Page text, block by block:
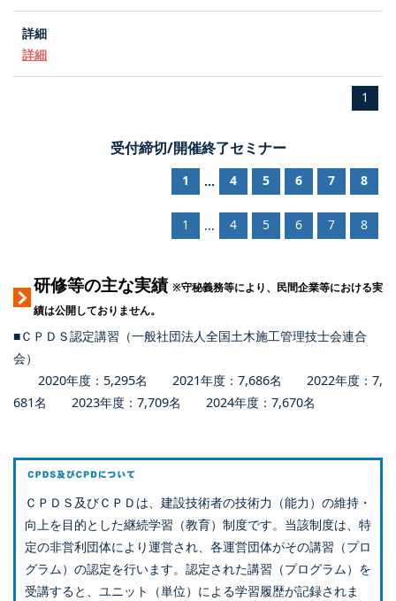
詳細
1
受付締切/開催終了セミナー
1 ... 4 5 6 7 8
1 ... 4 5 6 7 8
研修等の主な実績 ※守秘義務等により、民間企業等における実
績は公開しておりません。
■ＣＰＤＳ認定講習（一般社団法人全国土木施工管理技士会連合
会）
2020年度：5,295名 2021年度：7,686名 2022年度：7,
681名 2023年度：7,709名 2024年度：7,670名
ＣＰＤＳ及びＣＰＤは、建設技術者の技術力（能力）の維持・
向上を目的とした継続学習（教育）制度です。当該制度は、特
定の非営利団体により運営され、各運営団体がその講習（プロ
グラム）の認定を行います。認定された講習（プログラム）を
受講すると、ユニット（単位）による学習履歴が記録されま